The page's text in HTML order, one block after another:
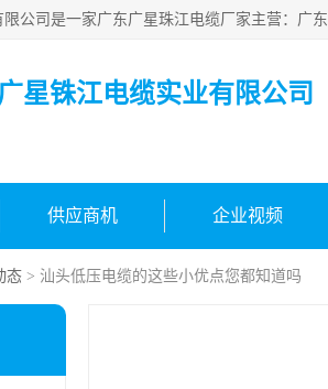
星铢江电缆实业有限公司
供应商机 企业视频
态 > 汕头低压电缆的这些小优点您都知道吗